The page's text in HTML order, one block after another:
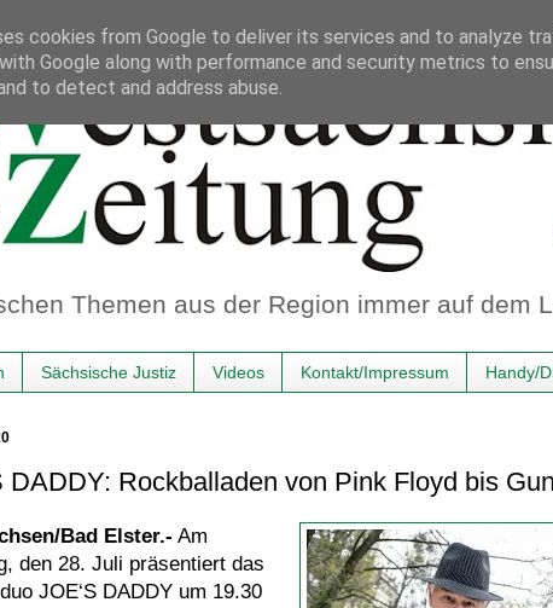
Themen aus der Region immer auf dem
Sächsische Justiz Videos Kontakt/Impressum Handy/
DADDY: Rockballaden von Pink Floyd bis
Bad Elster.- Am
den 28. Juli präsentiert das
JOE‘S DADDY um 19.30
cookies from Google to deliver its services and to analyze
Google along with performance and security metrics to
to detect and address abuse.